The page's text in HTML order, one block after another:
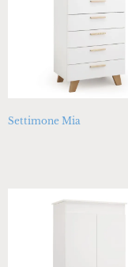
Settimone Mia